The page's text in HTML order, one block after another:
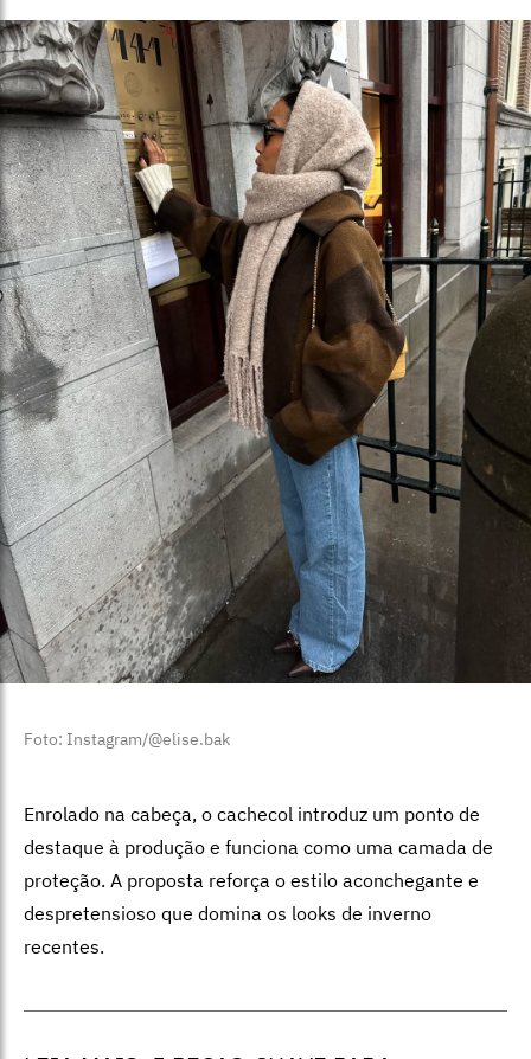
Foto: Instagram/@elise.bak
Enrolado na cabeça, o cachecol introduz um ponto de
destaque à produção e funciona como uma camada de
proteção. A proposta reforça o estilo aconchegante e
despretensioso que domina os looks de inverno
recentes.